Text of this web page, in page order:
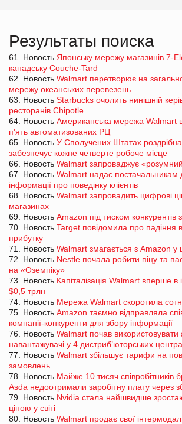
Результаты поиска
61. Новость Японську мережу магазинів 7-
канадську Couche-Tard
62. Новость Walmart перетворює на
мережу океанських перевезень
63. Новость Starbucks очолить нинішній
ресторанів Chipotle
64. Новость Американська мережа Walmart
п'ять автоматизованих РЦ
65. Новость У Сполучених Штатах роздрібна
забезпечує кожне четверте робоче місце
66. Новость Walmart запроваджує
67. Новость Walmart надає постачальникам
інформації про поведінку клієнтів
68. Новость Walmart запровадить цифрові
магазинах
69. Новость Amazon під тиском конкурентів
70. Новость Target повідомила про падіння
прибутку
71. Новость Walmart змагається з Amazon у
72. Новость Nestle почала робити піцу та
на «Оземпіку»
73. Новость Капіталізація Walmart вперше в
$0,5 трлн
74. Новость Мережа Walmart скоротила
75. Новость Amazon таємно відправляла
компанії-конкуренти для збору інформації
76. Новость Walmart почав використовувати
навантажувачі у 4 дистриб’юторських
77. Новость Walmart збільшує тарифи на
замовлень
78. Новость Майже 10 тисяч співробітників
Asda недоотримали заробітну плату через
79. Новость Nvidia стала найшвидше
ціною у світі
80. Новость Walmart продає свої